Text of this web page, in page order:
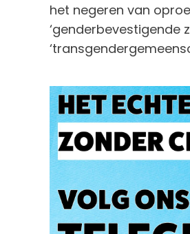
het negeren van
‘genderbevestigende